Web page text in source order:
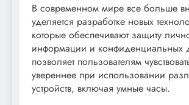
В современном мире все больше
уделяется разработке новых
которые обеспечивают защиту
информации и конфиденциальных
позволяет пользователям
увереннее при использовании
устройств, включая умные часы.